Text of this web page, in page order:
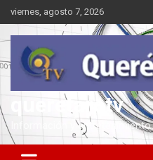
Saltar
al
contenido
viernes, agosto 7, 2026
queretarotv
Información y entretenimiento